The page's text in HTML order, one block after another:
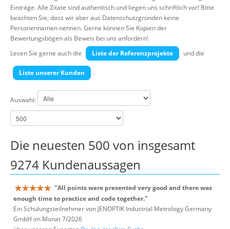
Über uns
Suche
Einträge. Alle Zitate sind authentisch und liegen uns schriftlich vor! Bitte
beachten Sie, dass wir aber aus Datenschutzgründen keine
Personennamen nennen. Gerne können Sie Kopien der
Bewertungsbögen als Beweis bei uns anfordern!
Lesen Sie gerne auch die
Liste der Referenzprojekte und die
Liste unserer Kunden .
Auswahl:
Die neuesten 500 von insgesamt
9274 Kundenaussagen
"All points were presented very good and there was
enough time to practice and code together."
Ein Schulungsteilnehmer von JENOPTIK Industrial Metrology Germany
GmbH im Monat 7/2026